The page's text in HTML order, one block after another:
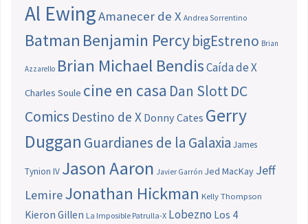
Al EwingAmanecer de X Andrea Sorrentino
Batman Benjamin PercybigEstreno Brian
Azzarello Brian Michael BendisCaída de X
Charles Soule cine en casa Dan SlottDC
Comics Destino de X Donny Cates Gerry
Duggan Guardianes de la Galaxia James
Tynion IV Jason Aaron Javier Garrón Jed MacKay Jeff
LemireJonathan Hickman Kelly Thompson
Kieron Gillen La Imposible Patrulla-X Lobezno Los 4